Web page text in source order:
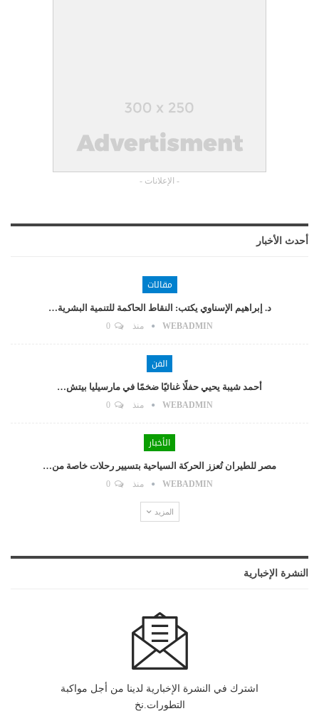
- الإعلانات -
أحدث الأخبار
مقالات
د. إبراهيم الإسناوي يكتب: النقاط الحاكمة للتنمية البشرية…
WEBADMIN منذ
الفن
أحمد شيبة يحيي حفلًا غنائيًا ضخمًا في مارسيليا بيتش…
WEBADMIN منذ
الأخبار
مصر للطيران تُعزز الحركة السياحية بتسيير رحلات خاصة من…
WEBADMIN منذ
المزيد
النشرة الإخبارية
اشترك في النشرة الإخبارية لدينا من أجل مواكبة
التطورات.نخ